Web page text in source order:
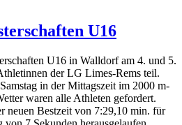
U16
U16 in Walldorf am 4. und 5.
der LG Limes-Rems teil.
in der Mittagszeit im 2000 m-
waren alle Athleten gefordert.
neuen Bestzeit von 7:29,10 min. für